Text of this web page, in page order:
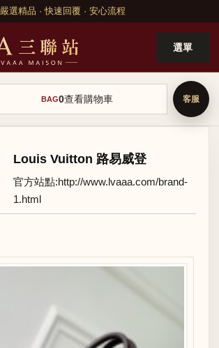
嚴選精品 · 快速回覆 · 安心流程
選單
BAG0查看購物車
Louis Vuitton 路易威登
官方站點:http://www.lvaaa.com/brand-
1.html